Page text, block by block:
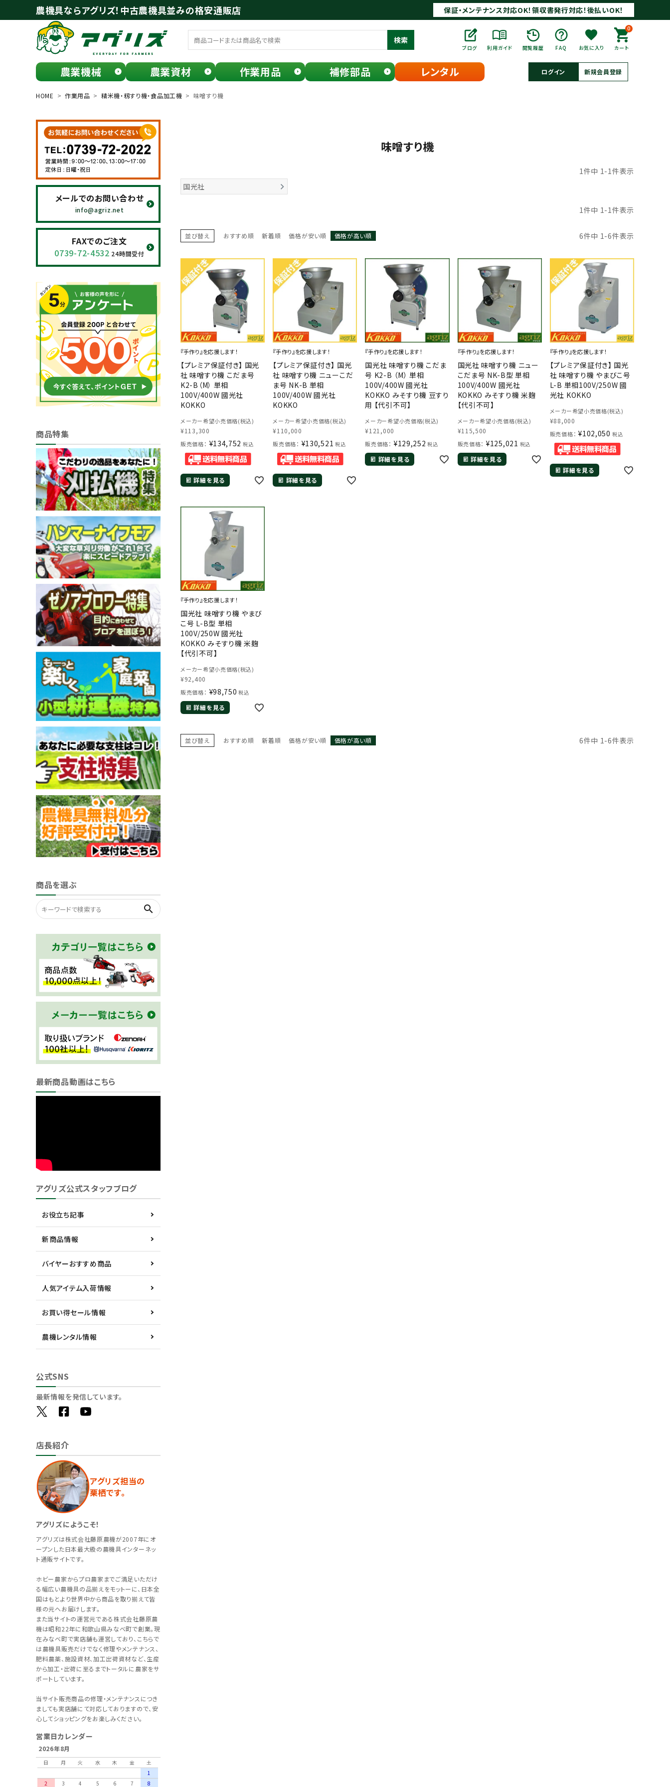
農機具ならアグリズ！中古農機具並みの格安通販店 保証・メンテナンス対応OK！領収書発行対応！後払いOK！
検索
ブログ 利用ガイド 閲覧履歴 FAQ お気に入り
0
カート
農業機械 農業資材 作業用品 補修部品 レンタル ログイン 新規会員登録
ログイン person 会員登録
search
農業資材
作業用品
補修部品
メールでのお問い合わせ
info@agriz.net
FAXでのご注文
0739-72-453224時間受付
HOME 作業用品 精米機・籾すり機・食品加工機 味噌すり機
メールでのお問い合わせ
info@agriz.net
FAXでのご注文
0739-72-4532 24時間受付
商品特集
商品を選ぶ
search
最新商品動画はこちら
アグリズ公式スタッフブログ
お役立ち記事
新商品情報
バイヤーおすすめ商品
人気アイテム入荷情報
お買い得セール情報
農機レンタル情報
公式SNS
最新情報を発信しています。
店長紹介
アグリズ担当の
栗栖です。
アグリズにようこそ！
アグリズは株式会社藤原農機が2007年にオ
ープンした日本最大級の農機具インターネッ
ト通販サイトです。
ホビー農家からプロ農家までご満足いただけ
る幅広い農機具の品揃えをモットーに、日本全
国はもとより世界中から商品を取り揃えて皆
様の元へお届けします。
また当サイトの運営元である株式会社藤原農
機は昭和22年に和歌山県みなべ町で創業。現
在みなべ町で実店舗も運営しており、こちらで
は農機具販売だけでなく修理やメンテナンス、
肥料農薬、施設資材、加工出荷資材など、生産
から加工・出荷に至るまでトータルに農家をサ
ポートしています。
当サイト販売商品の修理・メンテナンスにつき
ましても実店舗にて対応しておりますので、安
心してショッピングをお楽しみください。
営業日カレンダー
2026年8月
日 月 火 水 木 金
土
1
2
3 4 5 6 7 8
味噌すり機
1 件中 1 -1 件表示
国光社
1 件中 1 -1 件表示
並び替え おすすめ順 新着順 価格が安い順 価格が高い順 6件中 1 -6件表示
『手作り』を応援します！
【プレミア保証付き】 国光
社 味噌すり機 こだま号
K2-B（M） 単相
100V/400W 國光社
KOKKO
メーカー希望小売価格(税込)
¥113,300
販売価格： ¥134,752 税込
詳細を見る
『手作り』を応援します！
【プレミア保証付き】 国光
社 味噌すり機 ニューこだ
ま号 NK-B 単相
100V/400W 國光社
KOKKO
メーカー希望小売価格(税込)
¥110,000
販売価格： ¥130,521 税込
詳細を見る
『手作り』を応援します！
国光社 味噌すり機 こだま
号 K2-B （M） 単相
100V/400W 國光社
KOKKO みそすり機 豆すり
用 【代引不可】
メーカー希望小売価格(税込)
¥121,000
販売価格： ¥129,252 税込
詳細を見る
『手作り』を応援します！
国光社 味噌すり機 ニュー
こだま号 NK-B型 単相
100V/400W 國光社
KOKKO みそすり機 米麹
【代引不可】
メーカー希望小売価格(税込)
¥115,500
販売価格： ¥125,021 税込
詳細を見る
『手作り』を応援します！
【プレミア保証付き】 国光
社 味噌すり機 やまびこ号
L-B 単相100V/250W 國
光社 KOKKO
メーカー希望小売価格(税込)
¥88,000
販売価格： ¥102,050 税込
詳細を見る
『手作り』を応援します！
国光社 味噌すり機 やまび
こ号 L-B型 単相
100V/250W 國光社
KOKKO みそすり機 米麹
【代引不可】
メーカー希望小売価格(税込)
¥92,400
販売価格： ¥98,750 税込
詳細を見る
並び替え おすすめ順 新着順 価格が安い順 価格が高い順 6件中 1 -6件表示